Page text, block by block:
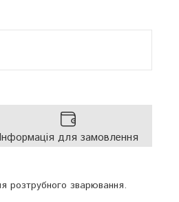
Інформація для замовлення
зварювання.